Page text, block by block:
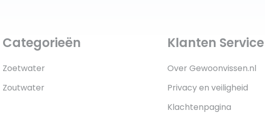
Categorieën
Zoetwater
Zoutwater
Klanten Service
Over Gewoonvissen.nl
Privacy en veiligheid
Klachtenpagina